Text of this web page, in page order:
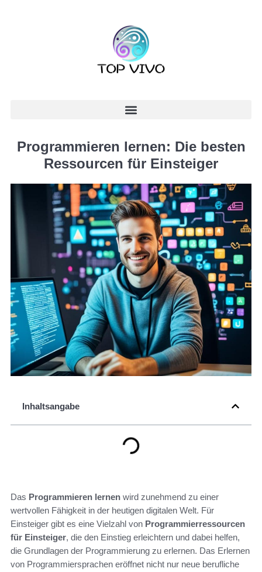
Programmieren lernen: Die besten
Ressourcen für Einsteiger
Inhaltsangabe
Das Programmieren lernen wird zunehmend zu einer
wertvollen Fähigkeit in der heutigen digitalen Welt. Für
Einsteiger gibt es eine Vielzahl von Programmierressourcen
für Einsteiger, die den Einstieg erleichtern und dabei helfen,
die Grundlagen der Programmierung zu erlernen. Das Erlernen
von Programmiersprachen eröffnet nicht nur neue berufliche